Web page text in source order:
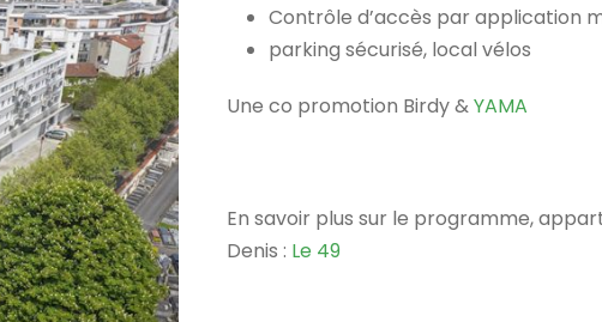
Contrôle d’accès par application
parking sécurisé, local vélos
Une co promotion Birdy &YAMA
En savoir plus sur le programme,
Denis : Le 49